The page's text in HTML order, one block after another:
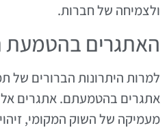
ולצמיחה של חברות.
האתגרים בהטמעת
למרות היתרונות הברורים של
אתגרים בהטמעתם. אתגרים
מעמיקה של השוק המקומי,